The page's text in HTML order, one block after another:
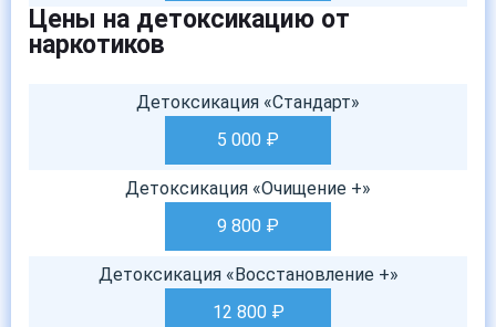
Цены на детоксикацию от
наркотиков
Детоксикация «Стандарт»
5 000 ₽
Детоксикация «Очищение +»
9 800 ₽
Детоксикация «Восстановление +»
12 800₽